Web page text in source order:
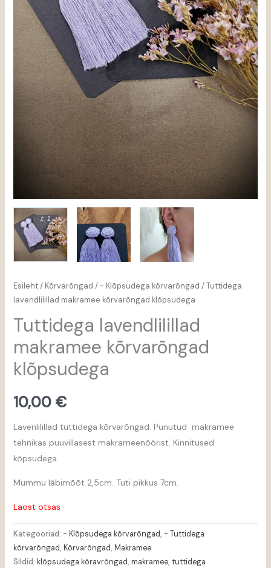
Esileht/ Kõrvarõngad / - Klõpsudega kõrvarõngad / Tuttidega
lavendlilillad makramee kõrvarõngad klõpsudega
Tuttidega lavendlilillad
makramee kõrvarõngad
klõpsudega
10,00 €
Lavenlilillad tuttidega kõrvarõngad. Punutud makramee
tehnikas puuvillasest makrameenöörist. Kinnitused
kõpsudega.
Mummu läbimõõt 2,5cm. Tuti pikkus 7cm.
Laost otsas
Kategooriad: - Klõpsudega kõrvarõngad, - Tuttidega
kõrvarõngad, Kõrvarõngad, Makramee
Sildid: klõpsudega kõravrõngad, makramee, tuttidega